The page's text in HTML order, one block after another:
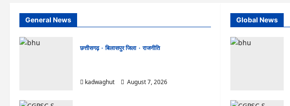
General News
छत्तीसगढ़ बिलासपुर जिला
राजनीति
kadwaghut
August 7, 2026
Global News